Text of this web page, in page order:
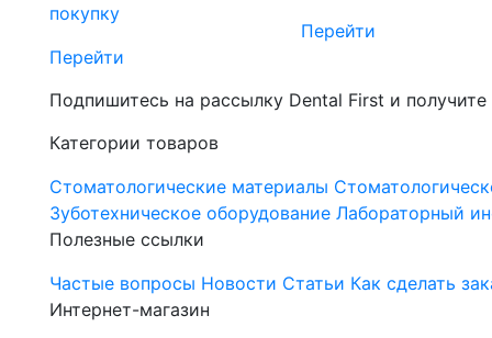
покупку
Перейти
Перейти
Подпишитесь на рассылку Dental First и
Категории товаров
Стоматологические материалы
Зуботехническое оборудование Лабораторный
Полезные ссылки
Частые вопросы Новости Статьи Как сделать
Интернет-магазин